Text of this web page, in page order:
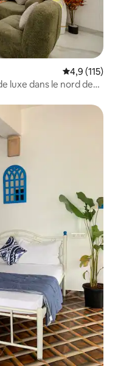
Évaluation
4,9 (115)
luxe dans le nord de